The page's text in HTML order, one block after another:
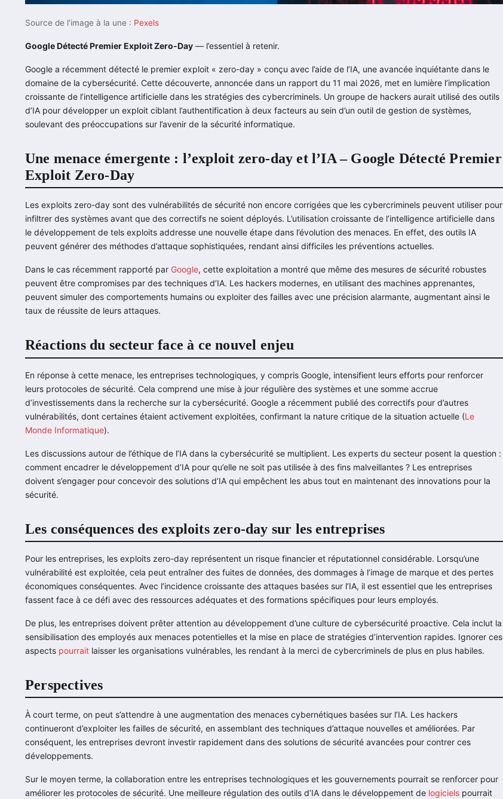
Source de l’image à la une : Pexels
Google Détecté Premier Exploit Zero-Day — l’essentiel à retenir.
Google a récemment détecté le premier exploit « zero-day » conçu avec l’aide de l’IA, une avancée inquiétante dans le
domaine de la cybersécurité. Cette découverte, annoncée dans un rapport du 11 mai 2026, met en lumière l’implication
croissante de l’intelligence artificielle dans les stratégies des cybercriminels. Un groupe de hackers aurait utilisé des outils
d’IA pour développer un exploit ciblant l’authentification à deux facteurs au sein d’un outil de gestion de systèmes,
soulevant des préoccupations sur l’avenir de la sécurité informatique.
Une menace émergente : l’exploit zero-day et l’IA – Google Détecté Premier
Exploit Zero-Day
Les exploits zero-day sont des vulnérabilités de sécurité non encore corrigées que les cybercriminels peuvent utiliser pour
infiltrer des systèmes avant que des correctifs ne soient déployés. L’utilisation croissante de l’intelligence artificielle dans
le développement de tels exploits addresse une nouvelle étape dans l’évolution des menaces. En effet, des outils IA
peuvent générer des méthodes d’attaque sophistiquées, rendant ainsi difficiles les préventions actuelles.
Dans le cas récemment rapporté par Google, cette exploitation a montré que même des mesures de sécurité robustes
peuvent être compromises par des techniques d’IA. Les hackers modernes, en utilisant des machines apprenantes,
peuvent simuler des comportements humains ou exploiter des failles avec une précision alarmante, augmentant ainsi le
taux de réussite de leurs attaques.
Réactions du secteur face à ce nouvel enjeu
En réponse à cette menace, les entreprises technologiques, y compris Google, intensifient leurs efforts pour renforcer
leurs protocoles de sécurité. Cela comprend une mise à jour régulière des systèmes et une somme accrue
d’investissements dans la recherche sur la cybersécurité. Google a récemment publié des correctifs pour d’autres
vulnérabilités, dont certaines étaient activement exploitées, confirmant la nature critique de la situation actuelle (Le
Monde Informatique).
Les discussions autour de l’éthique de l’IA dans la cybersécurité se multiplient. Les experts du secteur posent la question :
comment encadrer le développement d’IA pour qu’elle ne soit pas utilisée à des fins malveillantes ? Les entreprises
doivent s’engager pour concevoir des solutions d’IA qui empêchent les abus tout en maintenant des innovations pour la
sécurité.
Les conséquences des exploits zero-day sur les entreprises
Pour les entreprises, les exploits zero-day représentent un risque financier et réputationnel considérable. Lorsqu’une
vulnérabilité est exploitée, cela peut entraîner des fuites de données, des dommages à l’image de marque et des pertes
économiques conséquentes. Avec l’incidence croissante des attaques basées sur l’IA, il est essentiel que les entreprises
fassent face à ce défi avec des ressources adéquates et des formations spécifiques pour leurs employés.
De plus, les entreprises doivent prêter attention au développement d’une culture de cybersécurité proactive. Cela inclut la
sensibilisation des employés aux menaces potentielles et la mise en place de stratégies d’intervention rapides. Ignorer ces
aspects pourrait laisser les organisations vulnérables, les rendant à la merci de cybercriminels de plus en plus habiles.
Perspectives
À court terme, on peut s’attendre à une augmentation des menaces cybernétiques basées sur l’IA. Les hackers
continueront d’exploiter les failles de sécurité, en assemblant des techniques d’attaque nouvelles et améliorées. Par
conséquent, les entreprises devront investir rapidement dans des solutions de sécurité avancées pour contrer ces
développements.
Sur le moyen terme, la collaboration entre les entreprises technologiques et les gouvernements pourrait se renforcer pour
améliorer les protocoles de sécurité. Une meilleure régulation des outils d’IA dans le développement de logiciels pourrait